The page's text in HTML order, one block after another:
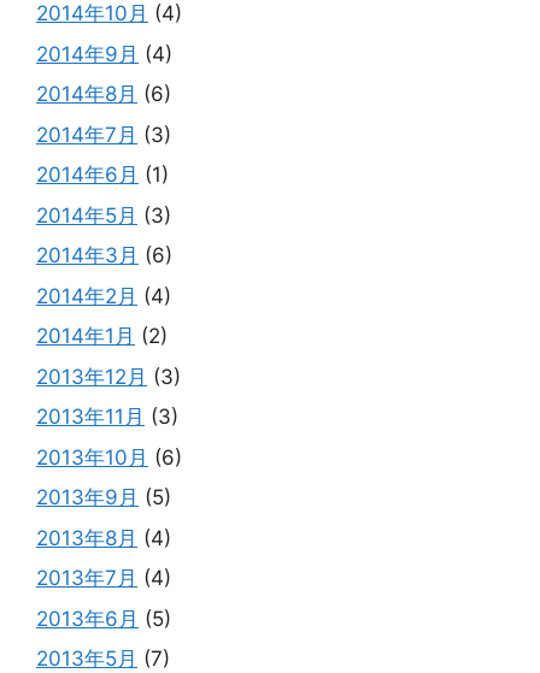
2014年10月 (4)
2014年9月 (4)
2014年8月 (6)
2014年7月 (3)
2014年6月 (1)
2014年5月 (3)
2014年3月 (6)
2014年2月 (4)
2014年1月 (2)
2013年12月 (3)
2013年11月 (3)
2013年10月 (6)
2013年9月 (5)
2013年8月 (4)
2013年7月 (4)
2013年6月 (5)
2013年5月 (7)